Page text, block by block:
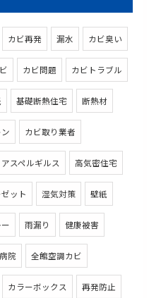
カビ再発 漏水 カビ臭い
カビ問題 カビトラブル
基礎断熱住宅 断熱材
カビ取り業者
アスペルギルス 高気密住宅
ット 湿気対策 壁紙
雨漏り 健康被害
病院 全館空調カビ
カラーボックス 再発防止